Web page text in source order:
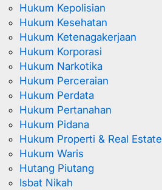
Hukum Kepolisian
Hukum Kesehatan
Hukum Ketenagakerjaan
Hukum Korporasi
Hukum Narkotika
Hukum Perceraian
Hukum Perdata
Hukum Pertanahan
Hukum Pidana
Hukum Properti & Real Estate
Hukum Waris
Hutang Piutang
Isbat Nikah